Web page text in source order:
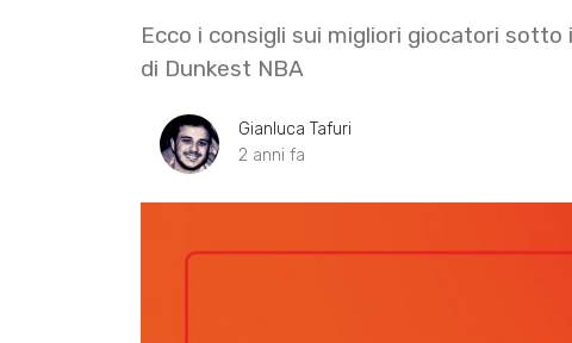
Ecco i consigli sui migliori giocatori
di Dunkest NBA
Gianluca Tafuri
2 anni fa